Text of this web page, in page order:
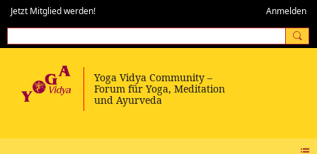
Jetzt Mitglied werden! Anmelden